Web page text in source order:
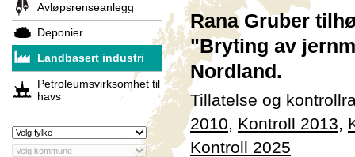
Avløpsrenseanlegg
Deponier
Landbasert industri
Petroleumsvirksomhet til
havs
Rana Gruber
"Bryting av
Nordland.
Tillatelse og
2010, Kontroll 2013,
Kontroll 2025